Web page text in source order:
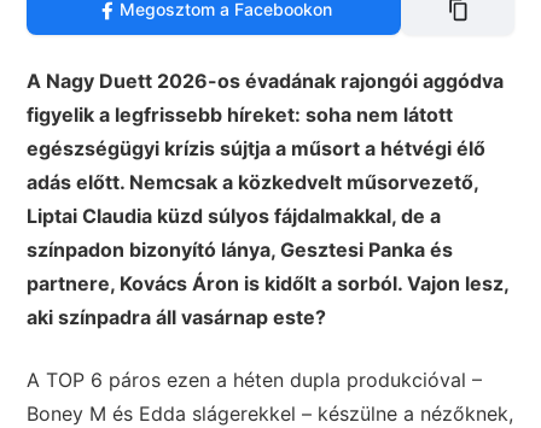
Megosztom a Facebookon
A Nagy Duett 2026-os évadának rajongói aggódva
figyelik a legfrissebb híreket: soha nem látott
egészségügyi krízis sújtja a műsort a hétvégi élő
adás előtt. Nemcsak a közkedvelt műsorvezető,
Liptai Claudia küzd súlyos fájdalmakkal, de a
színpadon bizonyító lánya, Gesztesi Panka és
partnere, Kovács Áron is kidőlt a sorból. Vajon lesz,
aki színpadra áll vasárnap este?
A TOP 6 páros ezen a héten dupla produkcióval –
Boney M és Edda slágerekkel – készülne a nézőknek,